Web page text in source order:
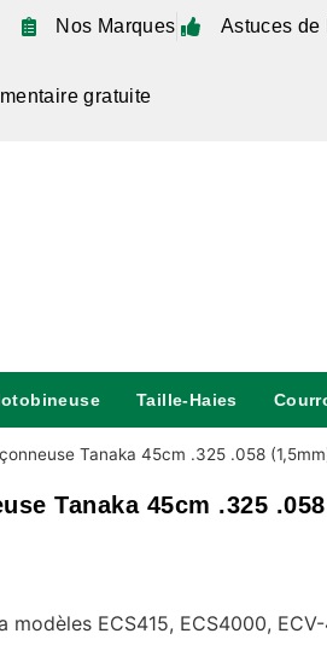
Nos Marques Astuces de
gratuite
Taille-Haies
Tanaka 45cm .325 .058
Tanaka 45cm .325 .058
ECS415, ECS4000,